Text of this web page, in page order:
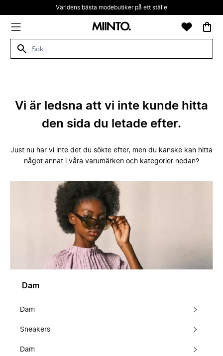
Världens bästa modebutiker på ett ställe
Vi är ledsna att vi inte kunde hitta
den sida du letade efter.
Just nu har vi inte det du sökte efter, men du kanske kan hitta
något annat i våra varumärken och kategorier nedan?
Dam
Dam
Sneakers
Dam